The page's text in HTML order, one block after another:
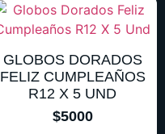
GLOBOS DORADOS
FELIZ CUMPLEAÑOS
R12 X 5 UND
$5000